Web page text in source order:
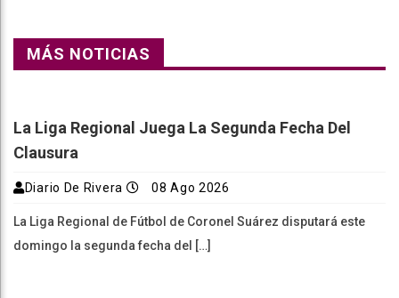
MÁS NOTICIAS
La Liga Regional Juega La Segunda Fecha Del
Clausura
Diario De Rivera 08 Ago 2026
La Liga Regional de Fútbol de Coronel Suárez disputará este
domingo la segunda fecha del […]